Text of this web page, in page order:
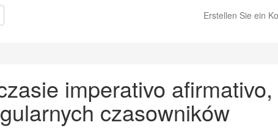
Erstellen Sie ein
imperativo
czasowników